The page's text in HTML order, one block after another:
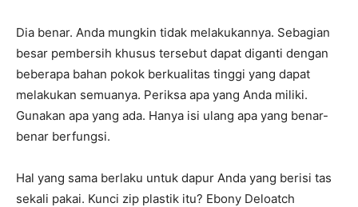
Dia benar. Anda mungkin tidak melakukannya. Sebagian
besar pembersih khusus tersebut dapat diganti dengan
beberapa bahan pokok berkualitas tinggi yang dapat
melakukan semuanya. Periksa apa yang Anda miliki.
Gunakan apa yang ada. Hanya isi ulang apa yang benar-
benar berfungsi.
Hal yang sama berlaku untuk dapur Anda yang berisi tas
sekali pakai. Kunci zip plastik itu? Ebony Deloatch